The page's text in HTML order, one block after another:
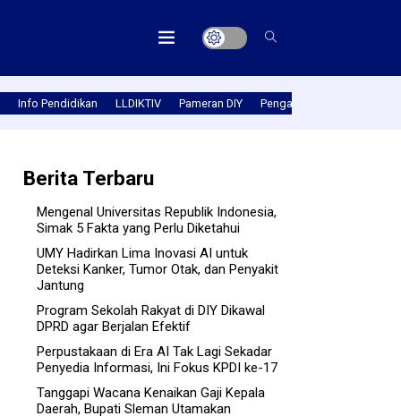
Info Pendidikan LLDIKTIV Pameran DIY Pengabmas
Berita Terbaru
Mengenal Universitas Republik Indonesia,
Simak 5 Fakta yang Perlu Diketahui
UMY Hadirkan Lima Inovasi AI untuk
Deteksi Kanker, Tumor Otak, dan Penyakit
Jantung
Program Sekolah Rakyat di DIY Dikawal
DPRD agar Berjalan Efektif
Perpustakaan di Era AI Tak Lagi Sekadar
Penyedia Informasi, Ini Fokus KPDI ke-17
Tanggapi Wacana Kenaikan Gaji Kepala
Daerah, Bupati Sleman Utamakan